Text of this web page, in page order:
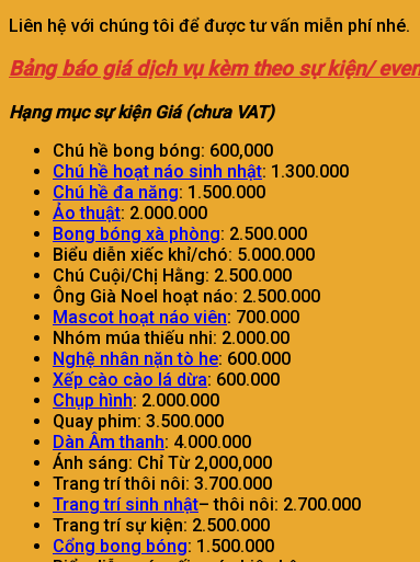
Liên hệ với chúng tôi để được tư vấn miễn phí nhé.
Bảng báo giá dịch vụ kèm theo sự kiện/
Hạng mục sự kiện Giá (chưa VAT)
Chú hề bong bóng: 600,000
Chú hề hoạt náo sinh nhật: 1.300.000
Chú hề đa năng: 1.500.000
Ảo thuật: 2.000.000
Bong bóng xà phòng: 2.500.000
Biểu diễn xiếc khỉ/chó: 5.000.000
Chú Cuội/Chị Hằng: 2.500.000
Ông Già Noel hoạt náo: 2.500.000
Mascot hoạt náo viên: 700.000
Nhóm múa thiếu nhi: 2.000.00
Nghệ nhân nặn tò he: 600.000
Xếp cào cào lá dừa: 600.000
Chụp hình: 2.000.000
Quay phim: 3.500.000
Dàn Âm thanh: 4.000.000
Ánh sáng: Chỉ Từ 2,000,000
Trang trí thôi nôi: 3.700.000
Trang trí sinh nhật– thôi nôi: 2.700.000
Trang trí sự kiện: 2.500.000
Cổng bong bóng: 1.500.000